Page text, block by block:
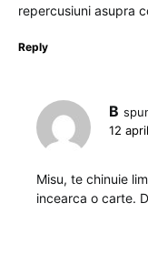
repercusiuni asupra
Reply
B
12
Misu, te chinuie
incearca o carte.